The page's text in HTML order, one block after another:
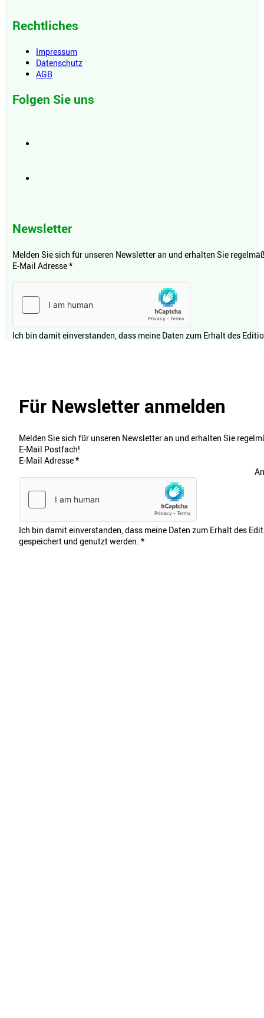
Rechtliches
Impressum
Datenschutz
AGB
Folgen Sie uns
Newsletter
Melden Sie sich für unseren Newsletter an und erhalten Sie
E-Mail Adresse*
Ich bin damit einverstanden, dass meine Daten zum Erhalt des
Für Newsletter anmelden
Melden Sie sich für unseren Newsletter an und erhalten Sie
E-Mail Postfach!
E-Mail Adresse*
Ich bin damit einverstanden, dass meine Daten zum Erhalt des
gespeichert und genutzt werden. *